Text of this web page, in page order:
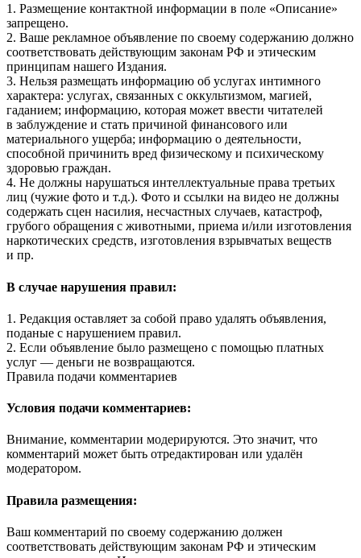
1. Размещение контактной информации в поле «Описание»
запрещено.
2. Ваше рекламное объявление по своему содержанию должно
соответствовать действующим законам РФ и этическим
принципам нашего Издания.
3. Нельзя размещать информацию об услугах интимного
характера: услугах, связанных с оккультизмом, магией,
гаданием; информацию, которая может ввести читателей
в заблуждение и стать причиной финансового или
материального ущерба; информацию о деятельности,
способной причинить вред физическому и психическому
здоровью граждан.
4. Не должны нарушаться интеллектуальные права третьих
лиц (чужие фото и т.д.). Фото и ссылки на видео не должны
содержать сцен насилия, несчастных случаев, катастроф,
грубого обращения с животными, приема и/или изготовления
наркотических средств, изготовления взрывчатых веществ
и пр.
В случае нарушения правил:
1. Редакция оставляет за собой право удалять объявления,
поданые с нарушением правил.
2. Если объявление было размещено с помощью платных
услуг — деньги не возвращаются.
Правила подачи комментариев
Условия подачи комментариев:
Внимание, комментарии модерируются. Это значит, что
комментарий может быть отредактирован или удалён
модератором.
Правила размещения:
Ваш комментарий по своему содержанию должен
соответствовать действующим законам РФ и этическим